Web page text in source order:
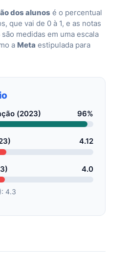
dos alunos é o percentual
que vai de 0 à 1, e as notas
são medidas em uma escala
a Meta estipulada para
(2023) 96%
4.12
4.0
4.3